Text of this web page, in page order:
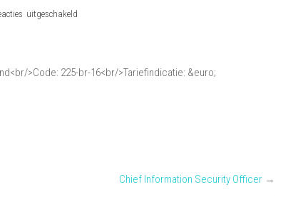
uitgeschakeld
Consultant
>Code: 225-br-16<br/>Tariefindicatie: &euro;
Chief Information Security Officer →